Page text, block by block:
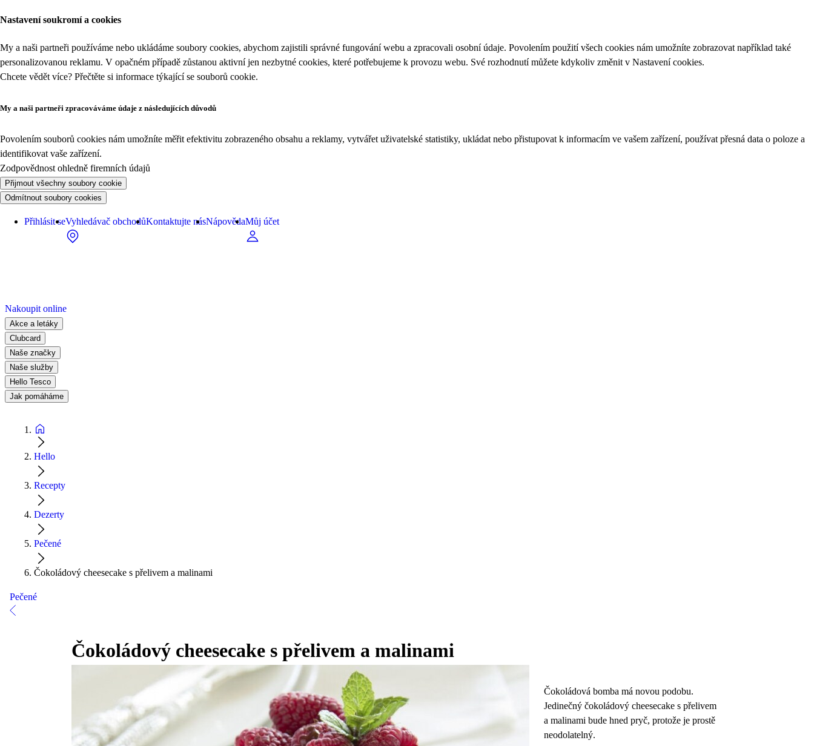
Nastavení soukromí a cookies
My a naši partneři používáme nebo ukládáme soubory cookies, abychom zajistili správné fungování webu a zpracovali osobní údaje. Povolením použití všech cookies nám umožníte zobrazovat například také
personalizovanou reklamu. V opačném případě zůstanou aktivní jen nezbytné cookies, které potřebujeme k provozu webu. Své rozhodnutí můžete kdykoliv změnit v Nastavení cookies.
Chcete vědět více? Přečtěte si informace týkající se souborů cookie.
My a naši partneři zpracováváme údaje z následujících důvodů
Povolením souborů cookies nám umožníte měřit efektivitu zobrazeného obsahu a reklamy, vytvářet uživatelské statistiky, ukládat nebo přistupovat k informacím ve vašem zařízení, používat přesná data o poloze a
identifikovat vaše zařízení.
Zodpovědnost ohledně firemních údajů
Přijmout všechny soubory cookie
Odmítnout soubory cookies
Přihlásit seVyhledávač obchodůKontaktujte násNápovědaMůj účet
Nakoupit online
Akce a letáky
Clubcard
Naše značky
Naše služby
Hello Tesco
Jak pomáháme
Hello
Recepty
Dezerty
Pečené
Čokoládový cheesecake s přelivem a malinami
Pečené
Čokoládový cheesecake s přelivem a malinami
Čokoládová bomba má novou podobu.
Jedinečný čokoládový cheesecake s přelivem
a malinami bude hned pryč, protože je prostě
neodolatelný.